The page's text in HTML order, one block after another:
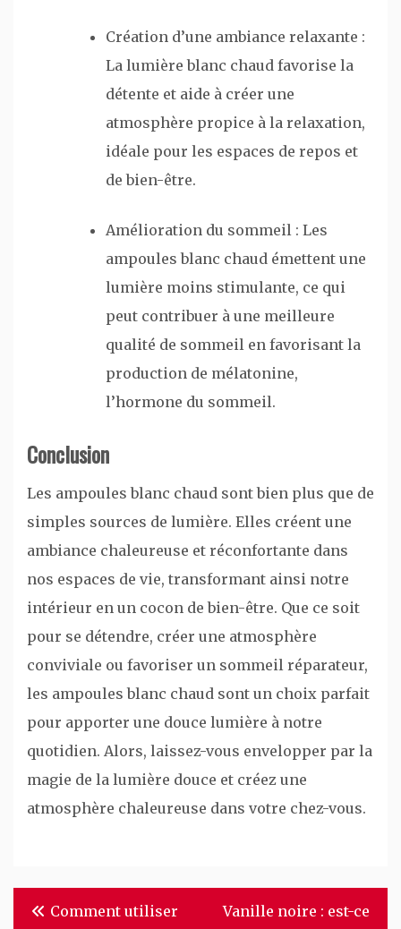
Création d’une ambiance relaxante :
La lumière blanc chaud favorise la
détente et aide à créer une
atmosphère propice à la relaxation,
idéale pour les espaces de repos et
de bien-être.
Amélioration du sommeil : Les
ampoules blanc chaud émettent une
lumière moins stimulante, ce qui
peut contribuer à une meilleure
qualité de sommeil en favorisant la
production de mélatonine,
l’hormone du sommeil.
Conclusion
Les ampoules blanc chaud sont bien plus que de
simples sources de lumière. Elles créent une
ambiance chaleureuse et réconfortante dans
nos espaces de vie, transformant ainsi notre
intérieur en un cocon de bien-être. Que ce soit
pour se détendre, créer une atmosphère
conviviale ou favoriser un sommeil réparateur,
les ampoules blanc chaud sont un choix parfait
pour apporter une douce lumière à notre
quotidien. Alors, laissez-vous envelopper par la
magie de la lumière douce et créez une
atmosphère chaleureuse dans votre chez-vous.
Navigation
Comment utiliser
Vanille noire : est-ce